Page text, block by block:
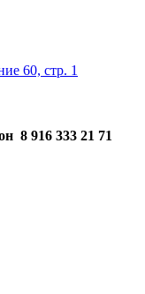
60, стр. 1
8 916 333 21 71